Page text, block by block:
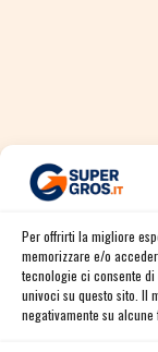
Per offrirti la migliore
memorizzare e/o
tecnologie ci consente
univoci su questo sito. Il
negativamente su alcune